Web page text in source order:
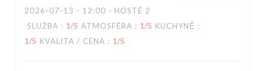
2026-07-13 - 12:00 - HOSTÉ 2
SLUŽBA : 1/5 ATMOSFÉRA : 1/5 KUCHYNĚ :
1/5 KVALITA / CENA : 1/5